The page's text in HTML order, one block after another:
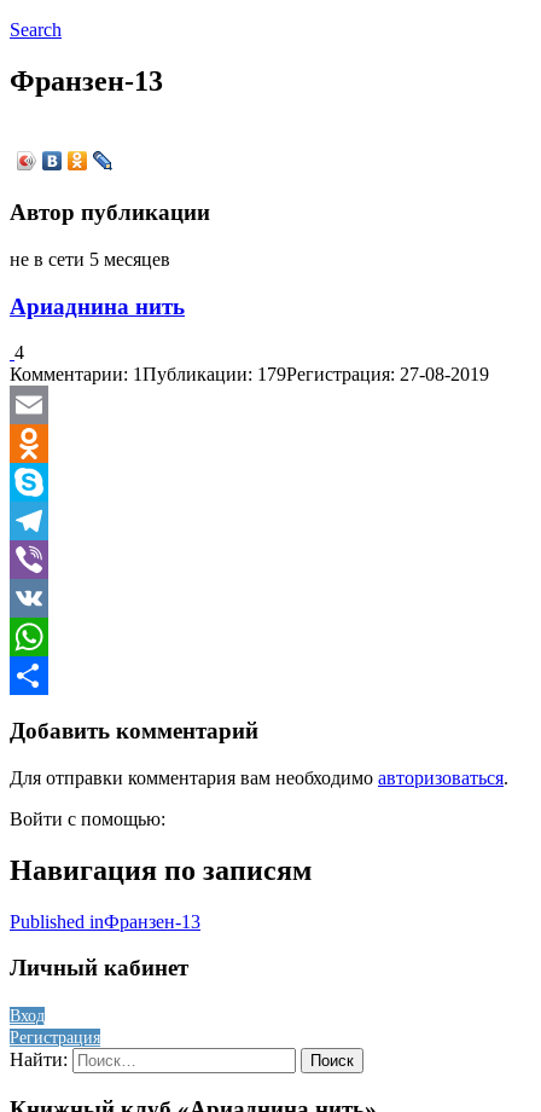
Search
Франзен-13
Автор публикации
не в сети 5 месяцев
Ариаднина нить
4
Комментарии: 1Публикации: 179Регистрация: 27-08-2019
Email
Odnoklassniki
Skype
Telegram
Viber
VK
WhatsApp
Добавить комментарий
Для отправки комментария вам необходимо авторизоваться.
Войти с помощью:
Навигация по записям
Published inФранзен-13
Личный кабинет
Вход
Регистрация
Найти: